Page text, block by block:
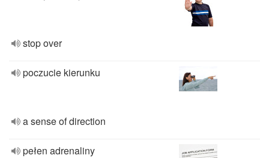
stop over
poczucie kierunku
a sense of direction
pełen adrenaliny